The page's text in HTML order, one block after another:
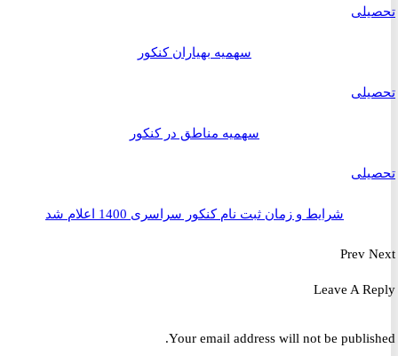
سهمیه بهیاران کنکور
سهمیه مناطق در کنکور
شرایط و زمان ثبت نام کنکور سراسری 1400 اعلام شد
Prev
Leave A
Your email address will not be